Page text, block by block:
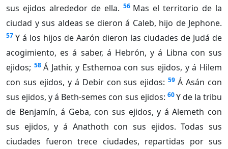
sus ejidos alrededor de ella. 56 Mas el territorio de la
ciudad y sus aldeas se dieron á Caleb, hijo de Jephone.
57 Y á los hijos de Aarón dieron las ciudades de Judá de
acogimiento, es á saber, á Hebrón, y á Libna con sus
ejidos; 58 Á Jathir, y Esthemoa con sus ejidos, y á Hilem
con sus ejidos, y á Debir con sus ejidos: 59 Á Asán con
sus ejidos, y á Beth-semes con sus ejidos: 60Y de la tribu
de Benjamín, á Geba, con sus ejidos, y á Alemeth con
sus ejidos, y á Anathoth con sus ejidos. Todas sus
ciudades fueron trece ciudades, repartidas por sus